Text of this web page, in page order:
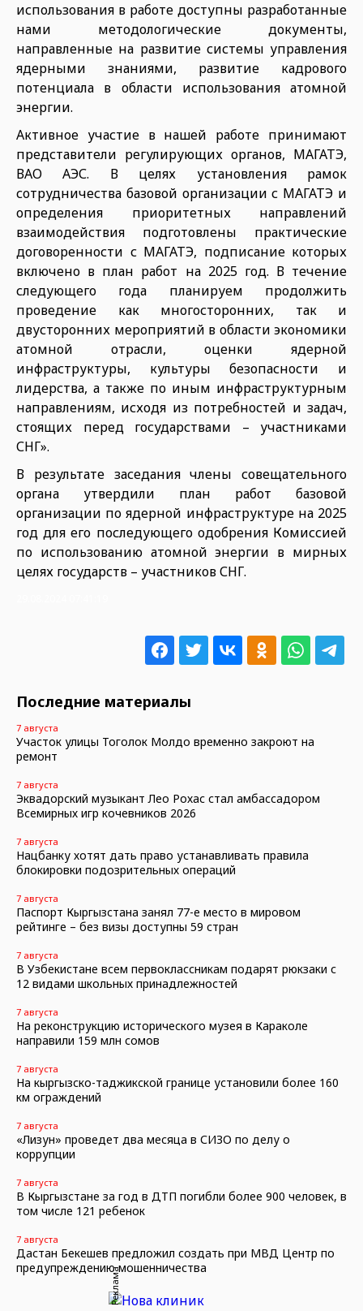
использования в работе доступны разработанные
нами методологические документы,
направленные на развитие системы управления
ядерными знаниями, развитие кадрового
потенциала в области использования атомной
энергии.
Активное участие в нашей работе принимают
представители регулирующих органов, МАГАТЭ,
ВАО АЭС. В целях установления рамок
сотрудничества базовой организации с МАГАТЭ и
определения приоритетных направлений
взаимодействия подготовлены практические
договоренности с МАГАТЭ, подписание которых
включено в план работ на 2025 год. В течение
следующего года планируем продолжить
проведение как многосторонних, так и
двусторонних мероприятий в области экономики
атомной отрасли, оценки ядерной
инфраструктуры, культуры безопасности и
лидерства, а также по иным инфраструктурным
направлениям, исходя из потребностей и задач,
стоящих перед государствами – участниками
СНГ».
В результате заседания члены совещательного
органа утвердили план работ базовой
организации по ядерной инфраструктуре на 2025
год для его последующего одобрения Комиссией
по использованию атомной энергии в мирных
целях государств – участников СНГ.
Последние материалы
7 августа
Участок улицы Тоголок Молдо временно закроют на
ремонт
7 августа
Эквадорский музыкант Лео Рохас стал амбассадором
Всемирных игр кочевников 2026
7 августа
Нацбанку хотят дать право устанавливать правила
блокировки подозрительных операций
7 августа
Паспорт Кыргызстана занял 77-е место в мировом
рейтинге – без визы доступны 59 стран
7 августа
В Узбекистане всем первоклассникам подарят рюкзаки с
12 видами школьных принадлежностей
7 августа
На реконструкцию исторического музея в Караколе
направили 159 млн сомов
7 августа
На кыргызско-таджикской границе установили более 160
км ограждений
7 августа
«Лизун» проведет два месяца в СИЗО по делу о
коррупции
7 августа
В Кыргызстане за год в ДТП погибли более 900 человек, в
том числе 121 ребенок
7 августа
Дастан Бекешев предложил создать при МВД Центр по
предупреждению мошенничества
Реклама